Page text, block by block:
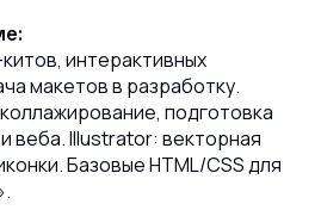
интерактивных
макетов в разработку.
подготовка
веба. Illustrator: векторная
Базовые HTML/CSS для